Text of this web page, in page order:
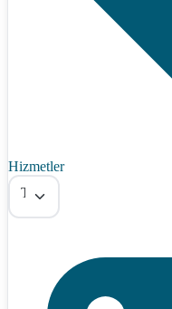
Hizmetler
Tümü